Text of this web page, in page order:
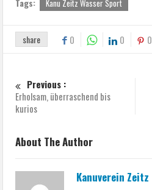
Tags: Kanu Zeitz Wasser Sport
share 0 0 0
Previous :
Erholsam, überraschend bis
kurios
About The Author
Kanuverein Zeitz